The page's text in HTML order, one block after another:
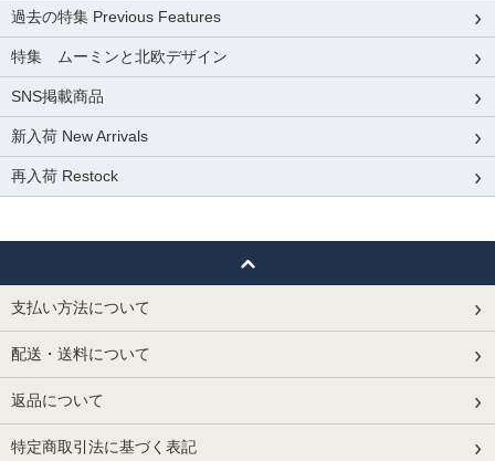
過去の特集 Previous Features
特集 ムーミンと北欧デザイン
SNS掲載商品
新入荷 New Arrivals
再入荷 Restock
支払い方法について
配送・送料について
返品について
特定商取引法に基づく表記